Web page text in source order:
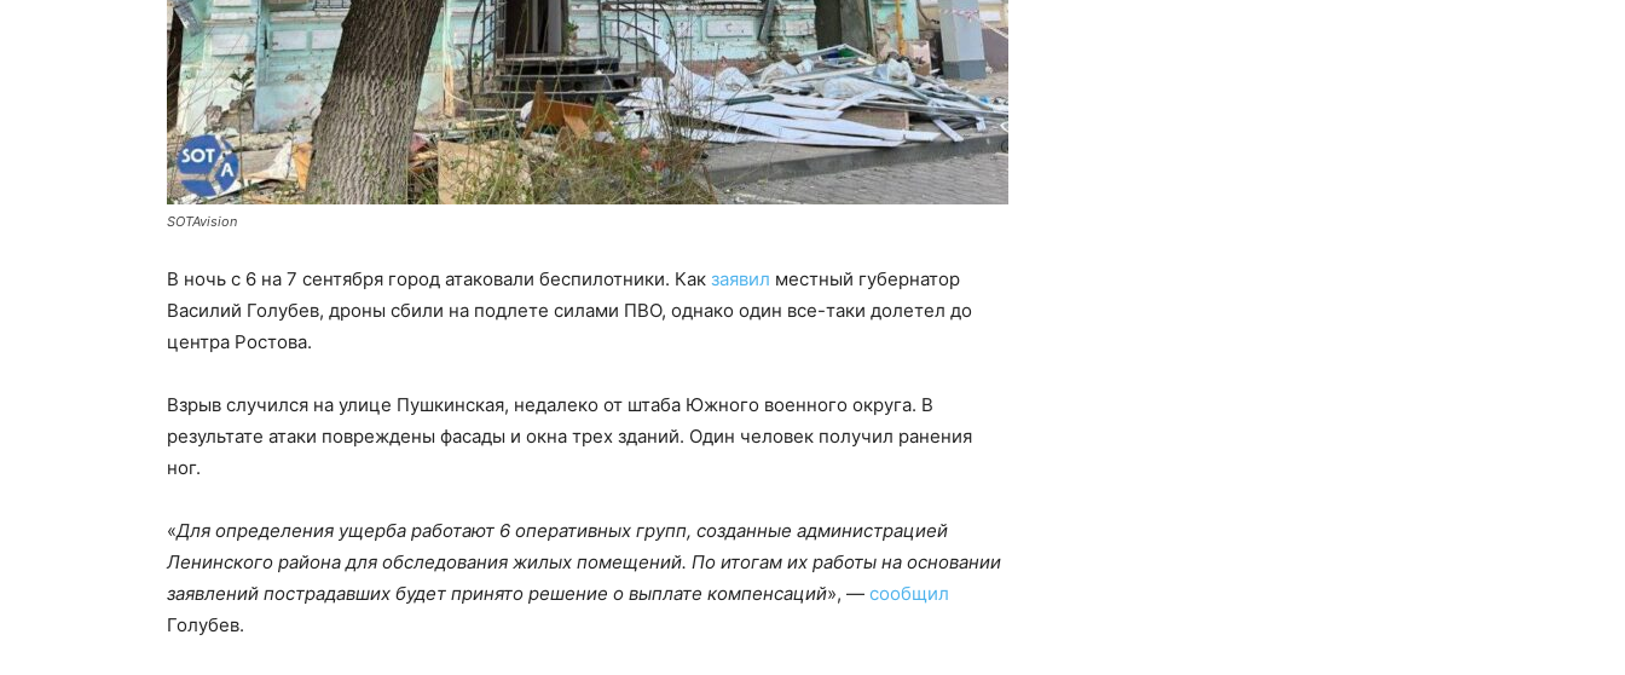
SOTAvision
В ночь с 6 на 7 сентября город атаковали беспилотники. Как заявил местный губернатор
Василий Голубев, дроны сбили на подлете силами ПВО, однако один все-таки долетел до
центра Ростова.
Взрыв случился на улице Пушкинская, недалеко от штаба Южного военного округа. В
результате атаки повреждены фасады и окна трех зданий. Один человек получил ранения
ног.
«Для определения ущерба работают 6 оперативных групп, созданные администрацией
Ленинского района для обследования жилых помещений. По итогам их работы на основании
заявлений пострадавших будет принято решение о выплате компенсаций», — сообщил
Голубев.